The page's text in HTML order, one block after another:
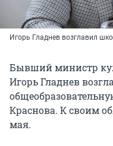
Игорь Гладнев возглавил
Бывший министр
Игорь Гладнев
Краснова. К своим
мая.